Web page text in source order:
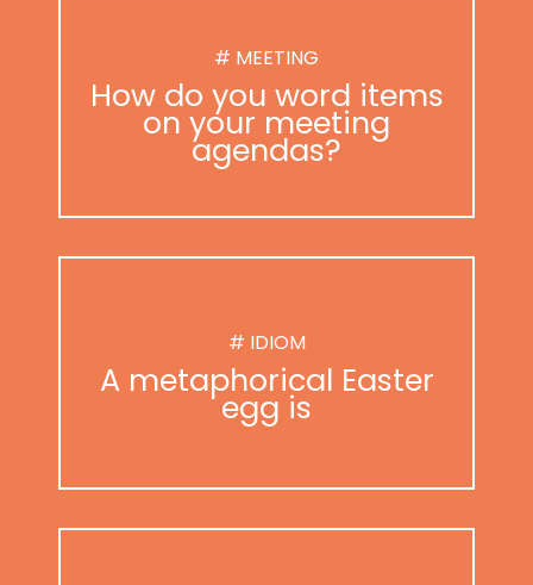
# MEETING
How do you word items
on your meeting
agendas?
# IDIOM
A metaphorical Easter
egg is